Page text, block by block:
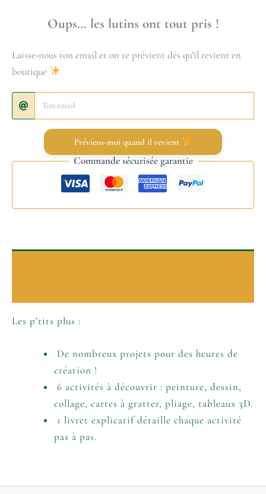
Oups… les lutins ont tout pris !
Laisse-nous ton email et on te prévient dès qu’il revient en
boutique
Préviens-moi quand il revient
Commande sécurisée garantie
Les p’tits plus :
De nombreux projets pour des heures de
création !
6 activités à découvrir : peinture, dessin,
collage, cartes à gratter, pliage, tableaux 3D.
1 livret explicatif détaille chaque activité
pas à pas.